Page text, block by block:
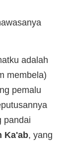
adalah
membela)
pemalu
pandai
Ka'ab, yang